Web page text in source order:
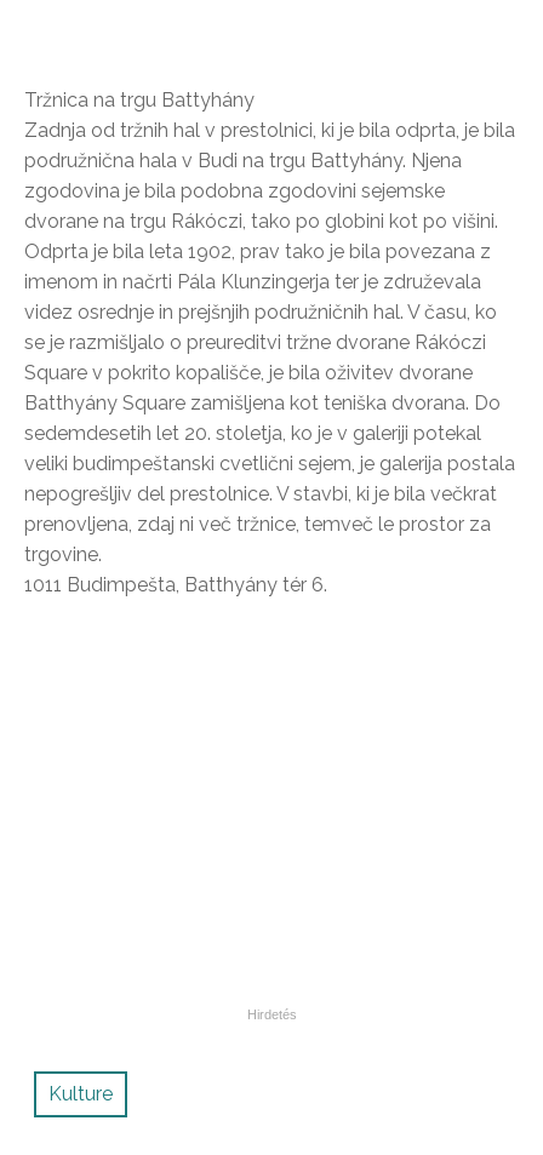
Tržnica na trgu Battyhány
Zadnja od tržnih hal v prestolnici, ki je bila odprta, je bila
podružnična hala v Budi na trgu Battyhány. Njena
zgodovina je bila podobna zgodovini sejemske
dvorane na trgu Rákóczi, tako po globini kot po višini.
Odprta je bila leta 1902, prav tako je bila povezana z
imenom in načrti Pála Klunzingerja ter je združevala
videz osrednje in prejšnjih podružničnih hal. V času, ko
se je razmišljalo o preureditvi tržne dvorane Rákóczi
Square v pokrito kopališče, je bila oživitev dvorane
Batthyány Square zamišljena kot teniška dvorana. Do
sedemdesetih let 20. stoletja, ko je v galeriji potekal
veliki budimpeštanski cvetlični sejem, je galerija postala
nepogrešljiv del prestolnice. V stavbi, ki je bila večkrat
prenovljena, zdaj ni več tržnice, temveč le prostor za
trgovine.
1011 Budimpešta, Batthyány tér 6.
Kulture